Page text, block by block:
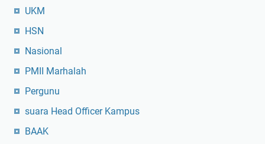
UKM
HSN
Nasional
PMII Marhalah
Pergunu
suara Head Officer Kampus
BAAK